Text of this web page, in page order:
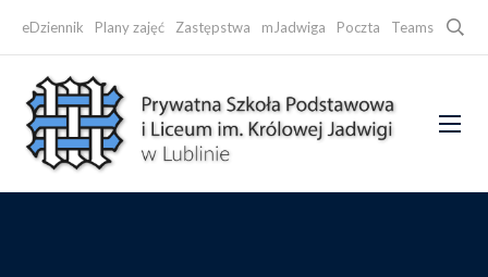
eDziennik Plany zajęć Zastępstwa mJadwiga Poczta Teams